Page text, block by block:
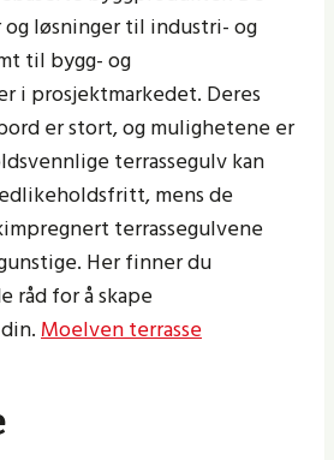
løsninger til industri- og
til bygg- og
i prosjektmarkedet. Deres
er stort, og mulighetene er
terrassegulv kan
mens de
terrassegulvene
Her finner du
råd for å skape
Moelven terrasse